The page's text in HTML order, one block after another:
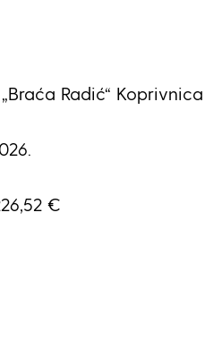
Radić“ Koprivnica
€